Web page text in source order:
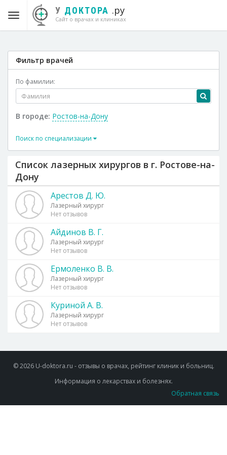
У ДОКТОРА .ру
Сайт о врачах и клиниках
Фильтр врачей
По фамилии:
В городе: Ростов-на-Дону
Поиск по специализации
Список лазерных хирургов в г. Ростове-на-
Дону
Арестов Д. Ю.
Лазерный хирург
Нет отзывов
Айдинов В. Г.
Лазерный хирург
Нет отзывов
Ермоленко В. В.
Лазерный хирург
Нет отзывов
Куриной А. В.
Лазерный хирург
Нет отзывов
© 2026 U-doktora.ru - отзывы о врачах, рейтинг клиник и больниц.
Информация о лекарствах и болезнях.
Обратная связь